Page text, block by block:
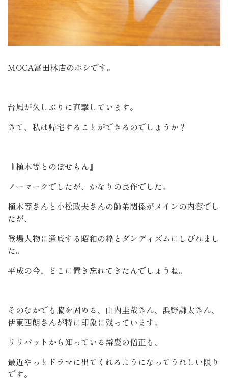
MOCA富田林店のホシです。
台風が久しぶりに直撃しています。
さて、私は帰宅することができるのでしょうか？
『植木等とのぼせもん』
ノーマークでしたが、かなりの良作でした。
植木等さんと小松政夫さんの師弟関係がメインの内容でし
たが、
登場人物に通底する昭和の粋とダンディズムにしびれまし
た。
平成の今、どこに置き忘れてきたんでしょうね。
そのなかでも脇を固める、山内圭哉さん、浜野謙太さん、
伊東四朗さんが特に印象に残っています。
リリパットから知っている辮髪の僧正も、
最近やっとドラマに出てくれるようになってうれしい限り
です。